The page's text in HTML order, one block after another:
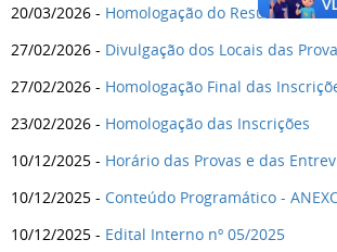
20/03/2026 - Homologação do Resultado
27/02/2026 - Divulgação dos Locais das
27/02/2026 - Homologação Final das
23/02/2026 - Homologação das Inscrições
10/12/2025 - Horário das Provas e das
10/12/2025 - Conteúdo Programático -
10/12/2025 - Edital Interno nº 05/2025